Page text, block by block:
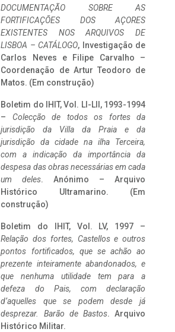
DOCUMENTAÇÃO SOBRE AS
FORTIFICAÇÕES DOS AÇORES
EXISTENTES NOS ARQUIVOS DE
LISBOA – CATÁLOGO, Investigação de
Carlos Neves e Filipe Carvalho –
Coordenação de Artur Teodoro de
Matos. (Em construção)
Boletim do IHIT, Vol. LI-LII, 1993-1994
– Colecção de todos os fortes da
jurisdição da Villa da Praia e da
jurisdição da cidade na ilha Terceira,
com a indicação da importância da
despesa das obras necessárias em cada
um deles. Anónimo – Arquivo
Histórico Ultramarino. (Em
construção)
Boletim do IHIT, Vol. LV, 1997 –
Relação dos fortes, Castellos e outros
pontos fortificados, que se achão ao
prezente inteiramente abandonados, e
que nenhuma utilidade tem para a
defeza do Pais, com declaração
d’aquelles que se podem desde já
desprezar. Barão de Bastos. Arquivo
Histórico Militar.